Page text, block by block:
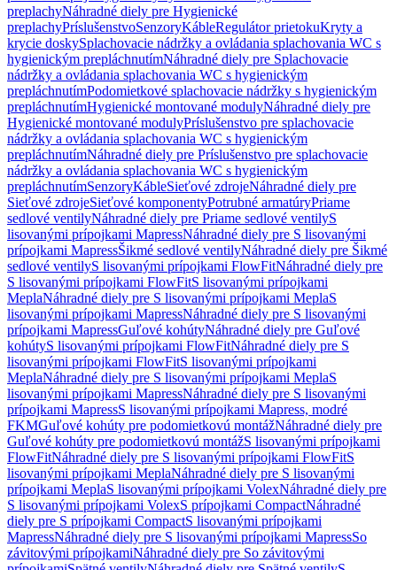
preplachyNáhradné diely pre Hygienické
preplachyPríslušenstvoSenzoryKábleRegulátor prietokuKryty a
krycie doskySplachovacie nádržky a ovládania splachovania WC s
hygienickým prepláchnutímNáhradné diely pre Splachovacie
nádržky a ovládania splachovania WC s hygienickým
prepláchnutímPodomietkové splachovacie nádržky s hygienickým
prepláchnutímHygienické montované modulyNáhradné diely pre
Hygienické montované modulyPríslušenstvo pre splachovacie
nádržky a ovládania splachovania WC s hygienickým
prepláchnutímNáhradné diely pre Príslušenstvo pre splachovacie
nádržky a ovládania splachovania WC s hygienickým
prepláchnutímSenzoryKábleSieťové zdrojeNáhradné diely pre
Sieťové zdrojeSieťové komponentyPotrubné armatúryPriame
sedlové ventilyNáhradné diely pre Priame sedlové ventilyS
lisovanými prípojkami MapressNáhradné diely pre S lisovanými
prípojkami MapressŠikmé sedlové ventilyNáhradné diely pre Šikmé
sedlové ventilyS lisovanými prípojkami FlowFitNáhradné diely pre
S lisovanými prípojkami FlowFitS lisovanými prípojkami
MeplaNáhradné diely pre S lisovanými prípojkami MeplaS
lisovanými prípojkami MapressNáhradné diely pre S lisovanými
prípojkami MapressGuľové kohútyNáhradné diely pre Guľové
kohútyS lisovanými prípojkami FlowFitNáhradné diely pre S
lisovanými prípojkami FlowFitS lisovanými prípojkami
MeplaNáhradné diely pre S lisovanými prípojkami MeplaS
lisovanými prípojkami MapressNáhradné diely pre S lisovanými
prípojkami MapressS lisovanými prípojkami Mapress, modré
FKMGuľové kohúty pre podomietkovú montážNáhradné diely pre
Guľové kohúty pre podomietkovú montážS lisovanými prípojkami
FlowFitNáhradné diely pre S lisovanými prípojkami FlowFitS
lisovanými prípojkami MeplaNáhradné diely pre S lisovanými
prípojkami MeplaS lisovanými prípojkami VolexNáhradné diely pre
S lisovanými prípojkami VolexS prípojkami CompactNáhradné
diely pre S prípojkami CompactS lisovanými prípojkami
MapressNáhradné diely pre S lisovanými prípojkami MapressSo
závitovými prípojkamiNáhradné diely pre So závitovými